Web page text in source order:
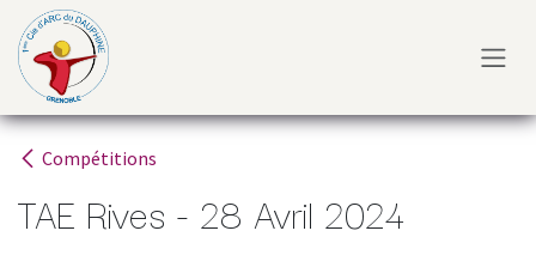
Se rendre au contenu
Compétitions
TAE Rives - 28 Avril 2024